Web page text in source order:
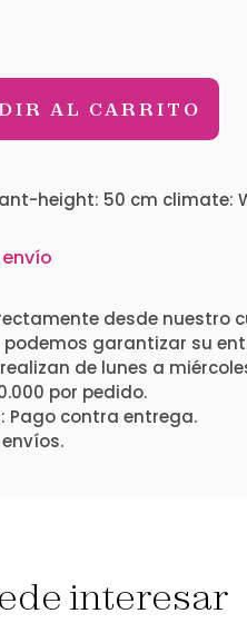
AL CARRITO
height: 50 cm climate:
desde nuestro
podemos garantizar su
de lunes a
por pedido.
Pago contra entrega.
interesar